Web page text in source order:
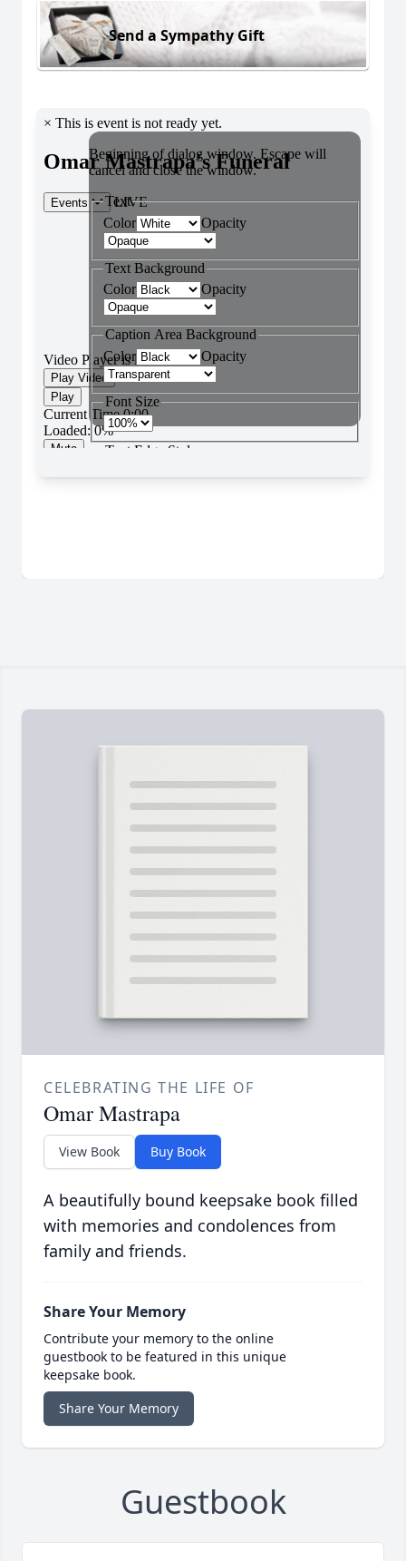
Send a Sympathy Gift
CELEBRATING THE LIFE OF
Omar Mastrapa
View Book Buy Book
A beautifully bound keepsake book filled
with memories and condolences from
family and friends.
Share Your Memory
Contribute your memory to the online
guestbook to be featured in this unique
keepsake book.
Share Your Memory
Guestbook